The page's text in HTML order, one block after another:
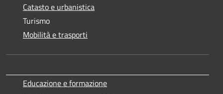
Catasto e urbanistica
Turismo
Mobilità e trasporti
Educazione e formazione